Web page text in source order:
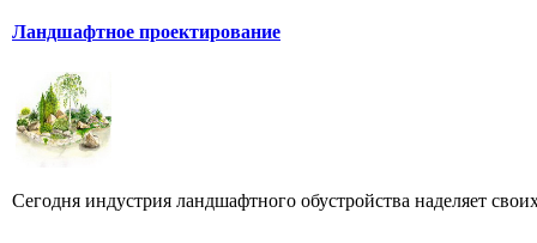
Ландшафтное проектирование
Сегодня индустрия ландшафтного обустройства наделяет